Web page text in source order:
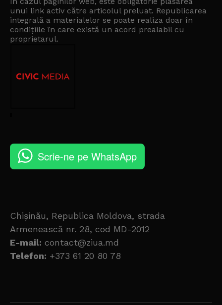
unui link activ către articolul preluat. Republicarea
integrală a materialelor se poate realiza doar în
condițiile în care există un acord prealabil cu
proprietarul.
Scrie-ne pe WhatsApp
Chișinău, Republica Moldova, strada
Armenească nr. 28, cod MD-2012
E-mail: contact@ziua.md
Telefon: +373 61 20 80 78